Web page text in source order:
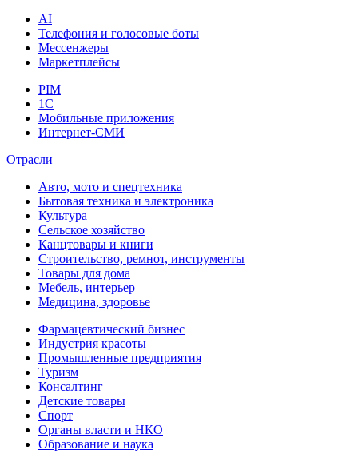
AI
Телефония и голосовые боты
Мессенжеры
Маркетплейсы
PIM
1C
Мобильные приложения
Интернет-СМИ
Отрасли
Авто, мото и спецтехника
Бытовая техника и электроника
Культура
Сельское хозяйство
Канцтовары и книги
Строительство, ремнот, инструменты
Товары для дома
Мебель, интерьер
Медицина, здоровье
Фармацевтический бизнес
Индустрия красоты
Промышленные предприятия
Туризм
Консалтинг
Детские товары
Спорт
Органы власти и НКО
Образование и наука